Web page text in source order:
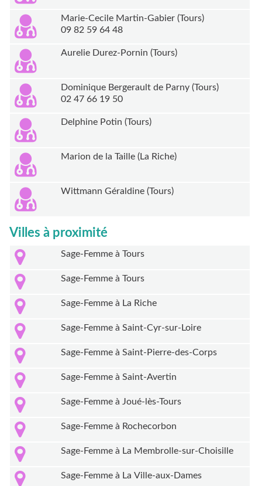
Marie-Cecile Martin-Gabier (Tours)
09 82 59 64 48
Aurelie Durez-Pornin (Tours)
Dominique Bergerault de Parny (Tours)
02 47 66 19 50
Delphine Potin (Tours)
Marion de la Taille (La Riche)
Wittmann Géraldine (Tours)
Villes à proximité
Sage-Femme à Tours
Sage-Femme à Tours
Sage-Femme à La Riche
Sage-Femme à Saint-Cyr-sur-Loire
Sage-Femme à Saint-Pierre-des-Corps
Sage-Femme à Saint-Avertin
Sage-Femme à Joué-lès-Tours
Sage-Femme à Rochecorbon
Sage-Femme à La Membrolle-sur-Choisille
Sage-Femme à La Ville-aux-Dames